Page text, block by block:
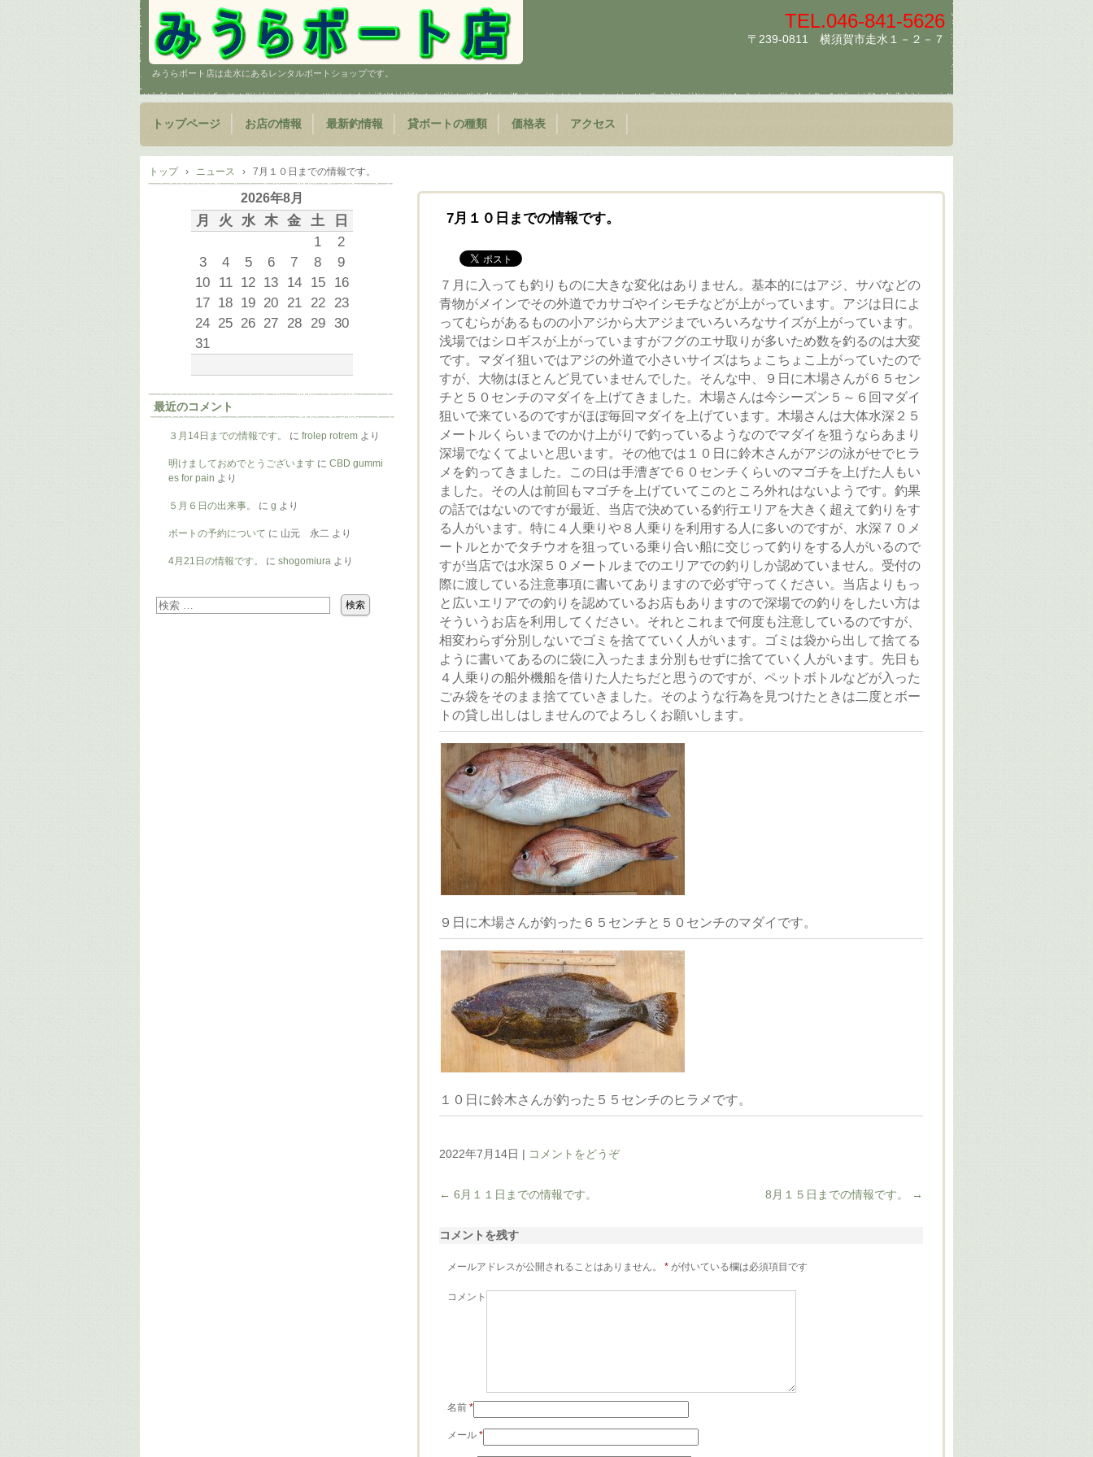
みうらボート店は走水にあるレンタルボートショップです。
TEL.046-841-5626
〒239-0811 横須賀市走水１－２－７
トップページ お店の情報 最新釣情報 貸ボートの種類 価格表 アクセス
トップ › ニュース › 7月１０日までの情報です。
7月１０日までの情報です。
７月に入っても釣りものに大きな変化はありません。基本的にはアジ、サバなどの
青物がメインでその外道でカサゴやイシモチなどが上がっています。アジは日によ
ってむらがあるものの小アジから大アジまでいろいろなサイズが上がっています。
浅場ではシロギスが上がっていますがフグのエサ取りが多いため数を釣るのは大変
です。マダイ狙いではアジの外道で小さいサイズはちょこちょこ上がっていたので
すが、大物はほとんど見ていませんでした。そんな中、９日に木場さんが６５セン
チと５０センチのマダイを上げてきました。木場さんは今シーズン５～６回マダイ
狙いで来ているのですがほぼ毎回マダイを上げています。木場さんは大体水深２５
メートルくらいまでのかけ上がりで釣っているようなのでマダイを狙うならあまり
深場でなくてよいと思います。その他では１０日に鈴木さんがアジの泳がせでヒラ
メを釣ってきました。この日は手漕ぎで６０センチくらいのマゴチを上げた人もい
ました。その人は前回もマゴチを上げていてこのところ外れはないようです。釣果
の話ではないのですが最近、当店で決めている釣行エリアを大きく超えて釣りをす
る人がいます。特に４人乗りや８人乗りを利用する人に多いのですが、水深７０メ
ートルとかでタチウオを狙っている乗り合い船に交じって釣りをする人がいるので
すが当店では水深５０メートルまでのエリアでの釣りしか認めていません。受付の
際に渡している注意事項に書いてありますので必ず守ってください。当店よりもっ
と広いエリアでの釣りを認めているお店もありますので深場での釣りをしたい方は
そういうお店を利用してください。それとこれまで何度も注意しているのですが、
相変わらず分別しないでゴミを捨てていく人がいます。ゴミは袋から出して捨てる
ように書いてあるのに袋に入ったまま分別もせずに捨てていく人がいます。先日も
４人乗りの船外機船を借りた人たちだと思うのですが、ペットボトルなどが入った
ごみ袋をそのまま捨てていきました。そのような行為を見つけたときは二度とボー
トの貸し出しはしませんのでよろしくお願いします。
９日に木場さんが釣った６５センチと５０センチのマダイです。
１０日に鈴木さんが釣った５５センチのヒラメです。
2022年7月14日 | コメントをどうぞ
← 6月１１日までの情報です。 8月１５日までの情報です。 →
コメントを残す
メールアドレスが公開されることはありません。 * が付いている欄は必須項目です
コメント
名前*
メール*
2026年8月
月 火 水 木 金 土
日
1
2
3
4 5 6 7 8
9
10 11 12 13 14 15
16
17 18 19 20 21 22
23
24 25 26 27 28 29 30
31
最近のコメント
３月14日までの情報です。 に frolep rotrem より
明けましておめでとうございます に CBD gummi
es for pain より
５月６日の出来事。 に g より
ボートの予約について に 山元 永二 より
4月21日の情報です。 に shogomiura より